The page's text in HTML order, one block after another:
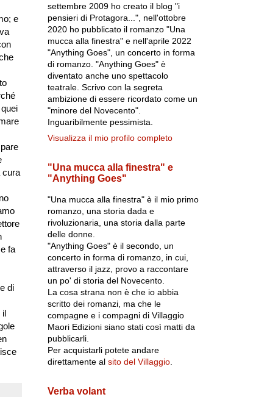
e
cura
fa
di
il
settembre 2009 ho creato il blog "i
pensieri di Protagora...", nell'ottobre
2020 ho pubblicato il romanzo "Una
mucca alla finestra" e nell'aprile 2022
"Anything Goes", un concerto in forma
di romanzo. "Anything Goes" è
diventato anche uno spettacolo
teatrale. Scrivo con la segreta
ambizione di essere ricordato come un
"minore del Novecento".
Inguaribilmente pessimista.
Visualizza il mio profilo completo
"Una mucca alla finestra" e
"Anything Goes"
"Una mucca alla finestra" è il mio primo
romanzo, una storia dada e
rivoluzionaria, una storia dalla parte
delle donne.
"Anything Goes" è il secondo, un
concerto in forma di romanzo, in cui,
attraverso il jazz, provo a raccontare
un po' di storia del Novecento.
La cosa strana non è che io abbia
scritto dei romanzi, ma che le
compagne e i compagni di Villaggio
Maori Edizioni siano stati così matti da
pubblicarli.
Per acquistarli potete andare
direttamente al sito del Villaggio.
Verba volant